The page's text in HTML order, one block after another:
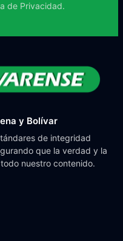
de Privacidad.
y Bolívar
de integridad
que la verdad y la
nuestro contenido.